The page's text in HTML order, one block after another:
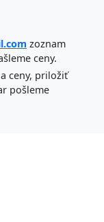
zoznam
ceny.
ceny, priložiť
pošleme